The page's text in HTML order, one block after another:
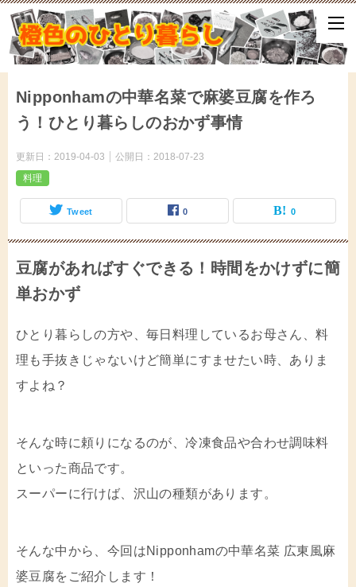
ひとり暮らしをしながら、気づいたことや、ふと思ったこと、試して
となどをアップしていきます。
Nipponhamの中華名菜で麻婆豆腐を作ろ
う！ひとり暮らしのおかず事情
更新日： 2019-04-03 公開日： 2018-07-23
料理
Tweet 0 0
豆腐があればすぐできる！時間をかけずに簡
単おかず
ひとり暮らしの方や、毎日料理しているお母さん、料
理も手抜きじゃないけど簡単にすませたい時、ありま
すよね？
そんな時に頼りになるのが、冷凍食品や合わせ調味料
といった商品です。
スーパーに行けば、沢山の種類があります。
そんな中から、今回はNipponhamの中華名菜 広東風麻
婆豆腐をご紹介します！